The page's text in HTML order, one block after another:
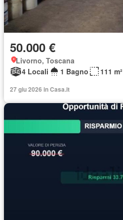
50.000 €
Livorno, Toscana
4 Locali
1 Bagno 111 m²
27 giu 2026 in Casa.it